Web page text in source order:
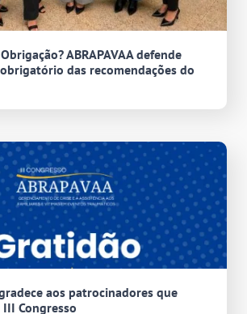
ABRAPAVAA defende
das recomendações do
aos patrocinadores que
Congresso